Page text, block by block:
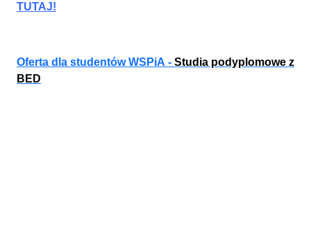
TUTAJ!
Oferta dla studentów WSPiA - Studia podyplomowe z
BED